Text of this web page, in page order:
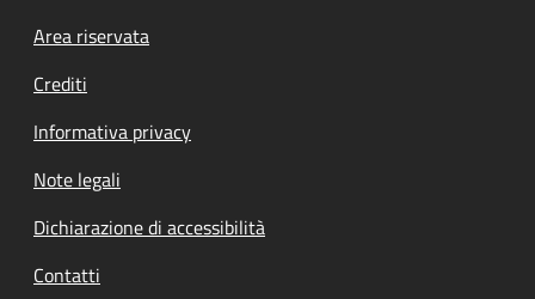
Footer menu
Area riservata
Crediti
Informativa privacy
Note legali
Dichiarazione di accessibilità
Contatti